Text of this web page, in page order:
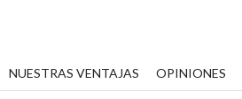
NUESTRAS VENTAJAS OPINIONES